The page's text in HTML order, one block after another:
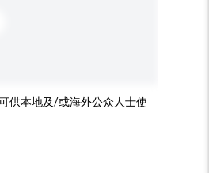
供本地及/或海外公众人士使